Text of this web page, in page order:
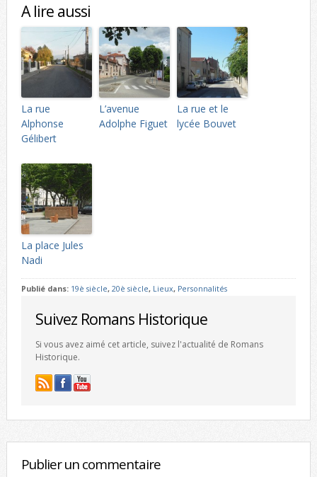
A lire aussi
La rue
Alphonse
Gélibert
L’avenue
Adolphe Figuet
La rue et le
lycée Bouvet
La place Jules
Nadi
Publié dans: 19è siècle, 20è siècle, Lieux, Personnalités
Suivez Romans Historique
Si vous avez aimé cet article, suivez l'actualité de Romans
Historique.
Publier un commentaire